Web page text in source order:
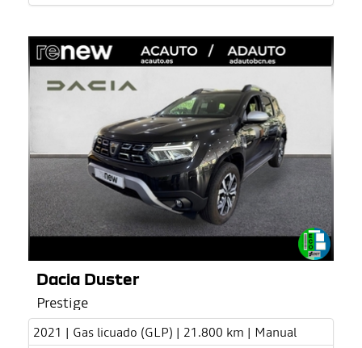
Dacia Duster
Prestige
2021 | Gas licuado (GLP) | 21.800 km | Manual